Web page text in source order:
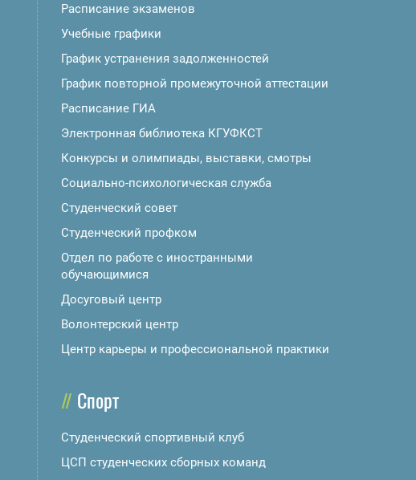
Расписание экзаменов
Учебные графики
График устранения задолженностей
График повторной промежуточной аттестации
Расписание ГИА
Электронная библиотека КГУФКСТ
Конкурсы и олимпиады, выставки, смотры
Социально-психологическая служба
Студенческий совет
Студенческий профком
Отдел по работе с иностранными
обучающимися
Досуговый центр
Волонтерский центр
Центр карьеры и профессиональной практики
Спорт
Студенческий спортивный клуб
ЦСП студенческих сборных команд